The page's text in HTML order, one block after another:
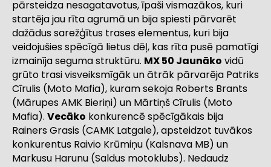
pārsteidza nesagatavotus, īpaši vismazākos, kuri
startēja jau rīta agrumā un bija spiesti pārvarēt
dažādus sarežģītus trases elementus, kuri bija
veidojušies spēcīgā lietus dēļ, kas rīta pusē pamatīgi
izmainīja seguma struktūru. MX 50 Jaunāko vidū
grūto trasi visveiksmīgāk un ātrāk pārvarēja Patriks
Cīrulis (Moto Mafia), kuram sekoja Roberts Brants
(Mārupes AMK Bieriņi) un Mārtiņš Cīrulis (Moto
Mafia). Vecāko konkurencē spēcīgākais bija
Rainers Grasis (CAMK Latgale), apsteidzot tuvākos
konkurentus Raivio Krūmiņu (Kalsnava MB) un
Markusu Harunu (Saldus motoklubs). Nedaudz